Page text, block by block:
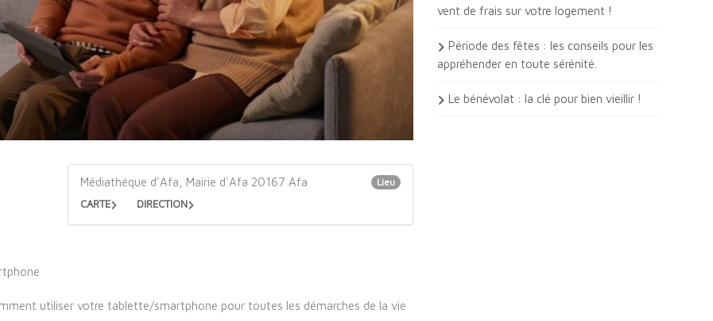
Médiathéque d'Afa, Mairie d'Afa 20167 Afa Lieu
CARTE DIRECTION
utiliser votre tablette/smartphone pour toutes les démarches de la vie
vent de frais sur votre logement !
Période des fêtes : les conseils pour les
appréhender en toute sérénité.
Le bénévolat : la clé pour bien vieillir !